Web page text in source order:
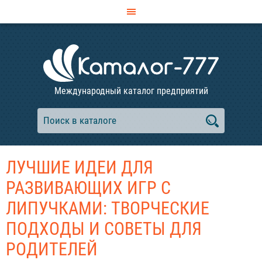
Международный каталог предприятий
ЛУЧШИЕ ИДЕИ ДЛЯ
РАЗВИВАЮЩИХ ИГР С
ЛИПУЧКАМИ: ТВОРЧЕСКИЕ
ПОДХОДЫ И СОВЕТЫ ДЛЯ
РОДИТЕЛЕЙ